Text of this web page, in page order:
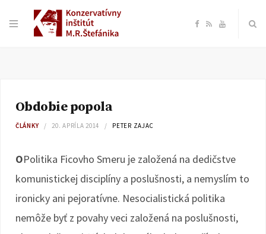
F
o
R Y
Obdobie popola
ČLÁNKY 20. APRÍLA 2014 PETER ZAJAC
OPolitika Ficovho Smeru je založená na dedičstve
komunistickej disciplíny a poslušnosti, a nemyslím to
ironicky ani pejoratívne. Nesocialistická politika
nemôže byť z povahy veci založená na poslušnosti,